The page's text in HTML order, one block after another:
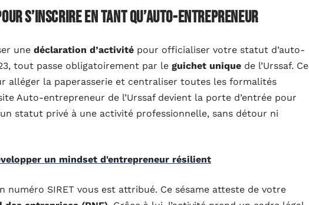
s’inscrire en tant qu’auto-entrepreneur
une déclaration d’activité pour officialiser votre statut d’auto-
tout passe obligatoirement par le guichet unique de l’Urssaf. Ce
alléger la paperasserie et centraliser toutes les formalités
Auto-entrepreneur de l’Urssaf devient la porte d’entrée pour
statut privé à une activité professionnelle, sans détour ni
un mindset d'entrepreneur résilient
numéro SIRET vous est attribué. Ce sésame atteste de votre